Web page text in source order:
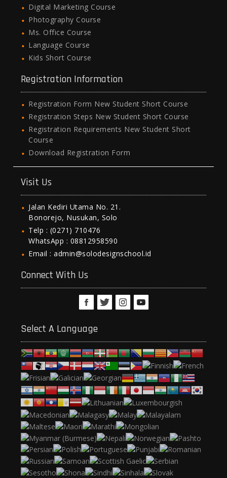
Digital Marketing Course
Photography Course
Ms. Office Course
Language Course
Kids Short Course
Registration Information
Registration Form New Student Short Course
Registration Steps New Student Short Course
Registration Requirements New Student Short
Course
Download Registration Form
Visit Us
Jalan Kediri Utama No. 21.
Bonorejo, Nusukan, Solo
Telp : (0271) 710476
WhatsApp : 08812958590
Email : admin@solodesignschool.id
Connect With Us
Select A Language